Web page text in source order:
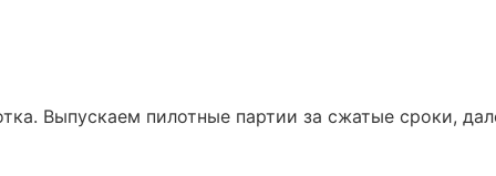
Выпускаем пилотные партии за сжатые сроки,